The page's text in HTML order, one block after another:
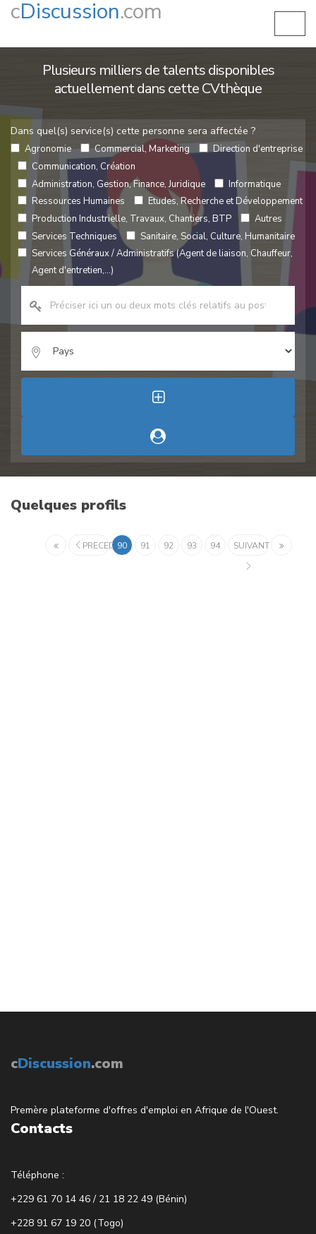
cDiscussion.com
Plusieurs milliers de talents disponibles
actuellement dans cette CVthèque
Dans quel(s) service(s) cette personne sera affectée ?
Agronomie Commercial, Marketing
Direction d'entreprise
Communication, Création
Administration, Gestion, Finance, Juridique
Informatique
Ressources Humaines
Etudes, Recherche et Développement
Production Industrielle, Travaux, Chantiers, BTP
Autres
Services Techniques
Sanitaire, Social, Culture, Humanitaire
Services Généraux / Administratifs (Agent de liaison, Chauffeur,
Agent d'entretien,...)
Quelques profils
PRECEDENT
90 91 92 93 94 SUIVANT
cDiscussion.com
Premère plateforme d'offres d'emploi en Afrique de l'Ouest.
Contacts
Téléphone :
+229 61 70 14 46 / 21 18 22 49 (Bénin)
+228 91 67 19 20 (Togo)